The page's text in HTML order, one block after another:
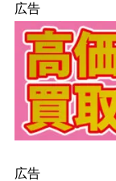
広告
広告